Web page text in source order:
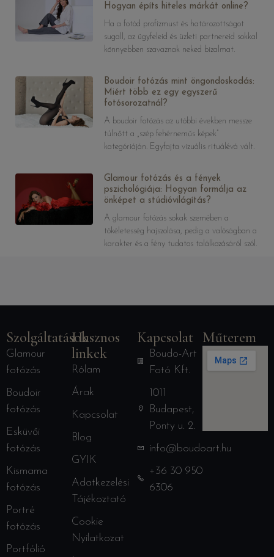
Hogyan építs hiteles márkát online?
Ha a fotód profizmust és határozottságot
sugall, az ügyfeleid és üzleti partnereid sokkal
könnyebben szavaznak neked bizalmat.
Boudoir fotózás mint öngondoskodás:
Miért több ez egy egyszerű
fotósorozatnál?
A boudoir fotózás az utóbbi években messze
túlnőtt a „szép fehérneműs képek”
kategóriáján. Egyfajta vizuális rituálévá vált.
Glamour fotózás és a fények
pszichológiája: Hogyan formálja az
önképet a stúdióvilágítás?
A glamour fotózás sokak szemében a
tökéletesség hajszolása, pedig a valóságban a
karakter és a fény tudatos találkozásáról szól.
Szolgáltatások
Glamour
fotózás
Boudoir
fotózás
Esküvői
fotózás
Kismama
fotózás
Portré
fotózás
Portfólió
Hasznos
linkek
Rólam
Árak
Kapcsolat
Blog
GYIK
Adatkezelési
Tájékoztató
Cookie
Nyilatkozat
Kapcsolat
Boudo-Art
Fotó Kft.
1011
Budapest,
Ponty u. 2.
info@boudoart.hu
+36 30 950
6306
Műterem